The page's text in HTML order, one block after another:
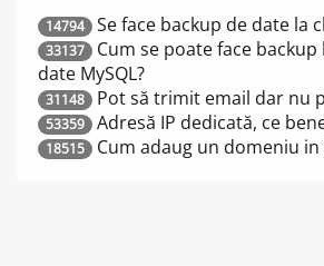
14794 Se face backup de date la
33137
Cum se poate face backup
date MySQL?
31148 Pot să trimit email dar nu
53359 Adresă IP dedicată, ce
18515 Cum adaug un domeniu